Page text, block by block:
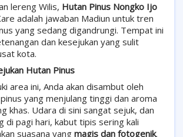
lereng Wilis, Hutan Pinus Nongko Ijo
adalah jawaban Madiun untuk tren
yang sedang digandrungi. Tempat ini
dan kesejukan yang sulit
kota.
Hutan Pinus
area ini, Anda akan disambut oleh
yang menjulang tinggi dan aroma
khas. Udara di sini sangat sejuk, dan
di pagi hari, kabut tipis sering kali
suasana yang magis dan fotogenik.